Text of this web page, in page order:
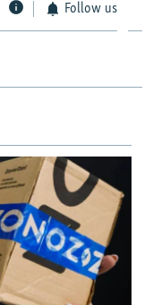
Follow us